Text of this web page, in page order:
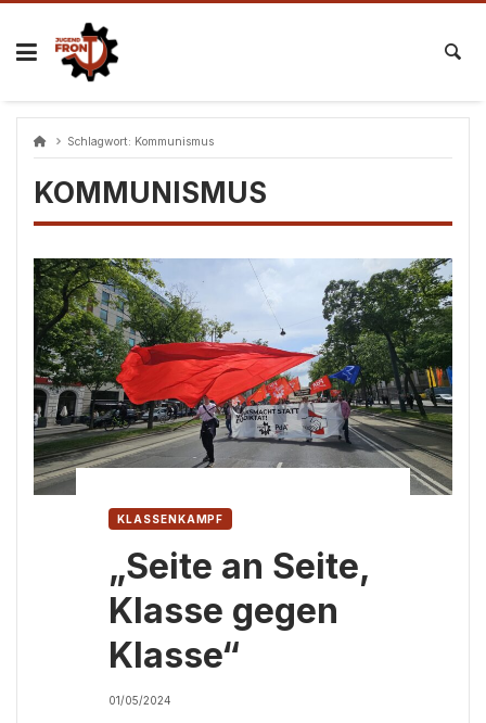
Skip
content
Schlagwort: Kommunismus
KOMMUNISMUS
KLASSENKAMPF
„Seite an Seite,
Klasse gegen
Klasse“
01/05/2024